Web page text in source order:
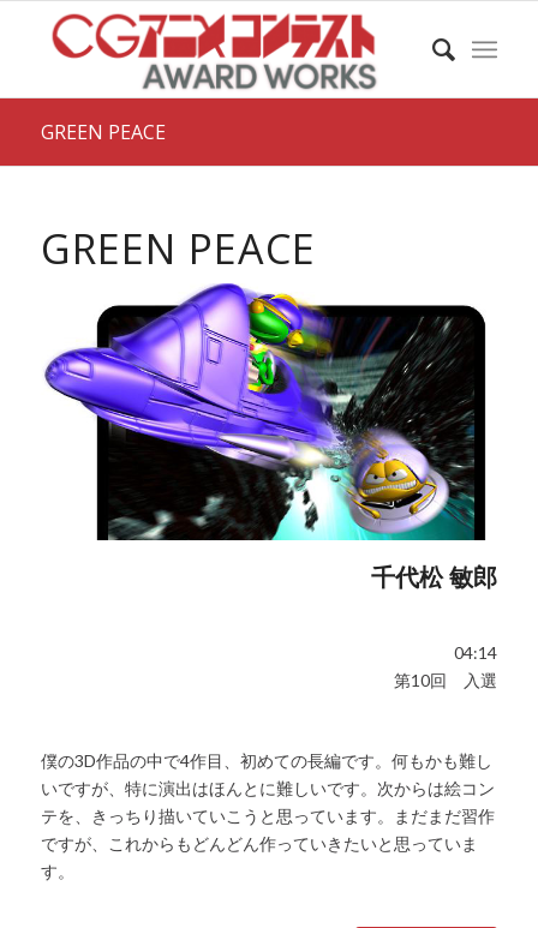
GREEN PEACE
GREEN PEACE
千代松 敏郎
04:14
第10回 入選
僕の3D作品の中で4作目、初めての長編です。何もかも難し
いですが、特に演出はほんとに難しいです。次からは絵コン
テを、きっちり描いていこうと思っています。まだまだ習作
ですが、これからもどんどん作っていきたいと思っていま
す。